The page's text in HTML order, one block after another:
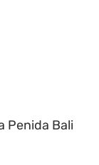
Penida Bali